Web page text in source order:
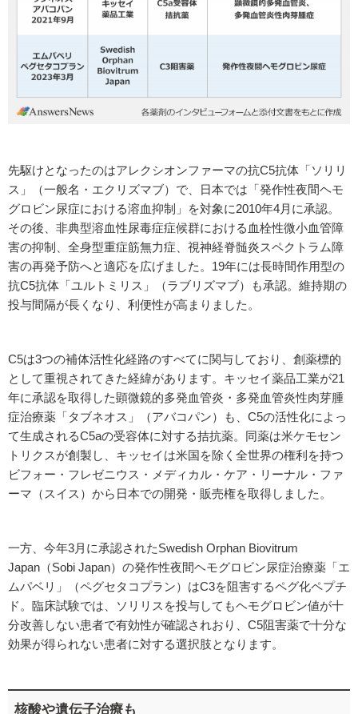
先駆けとなったのはアレクシオンファーマの抗C5抗体「ソリリ
ス」（一般名・エクリズマブ）で、日本では「発作性夜間ヘモ
グロビン尿症における溶血抑制」を対象に2010年4月に承認。
その後、非典型溶血性尿毒症症候群における血栓性微小血管障
害の抑制、全身型重症筋無力症、視神経脊髄炎スペクトラム障
害の再発予防へと適応を広げました。19年には長時間作用型の
抗C5抗体「ユルトミリス」（ラブリズマブ）も承認。維持期の
投与間隔が長くなり、利便性が高まりました。
C5は3つの補体活性化経路のすべてに関与しており、創薬標的
として重視されてきた経緯があります。キッセイ薬品工業が21
年に承認を取得した顕微鏡的多発血管炎・多発血管炎性肉芽腫
症治療薬「タブネオス」（アバコパン）も、C5の活性化によっ
て生成されるC5aの受容体に対する拮抗薬。同薬は米ケモセン
トリクスが創製し、キッセイは米国を除く全世界の権利を持つ
ビフォー・フレゼニウス・メディカル・ケア・リーナル・ファ
ーマ（スイス）から日本での開発・販売権を取得しました。
一方、今年3月に承認されたSwedish Orphan Biovitrum
Japan（Sobi Japan）の発作性夜間ヘモグロビン尿症治療薬「エ
ムパベリ」（ペグセタコプラン）はC3を阻害するペグ化ペプチ
ド。臨床試験では、ソリリスを投与してもヘモグロビン値が十
分改善しない患者で有効性が確認されおり、C5阻害薬で十分な
効果が得られない患者に対する選択肢となります。
核酸や遺伝子治療も